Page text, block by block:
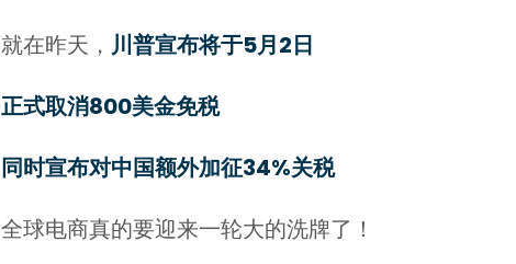
就在昨天， 川普宣布将于5月2日
正式取消800美金免税
同时宣布对中国额外加征34%关税
全球电商真的要迎来一轮大的洗牌了！